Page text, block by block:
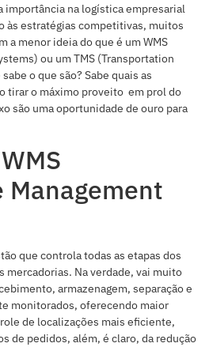
importância na logística empresarial
às estratégias competitivas, muitos
a menor ideia do que é um WMS
ou um TMS (Transportation
o que são? Sabe quais as
tirar o máximo proveito em prol do
são uma oportunidade de ouro para
Management
que controla todas as etapas dos
mercadorias. Na verdade, vai muito
armazenagem, separação e
monitorados, oferecendo maior
de localizações mais eficiente,
de pedidos, além, é claro, da redução